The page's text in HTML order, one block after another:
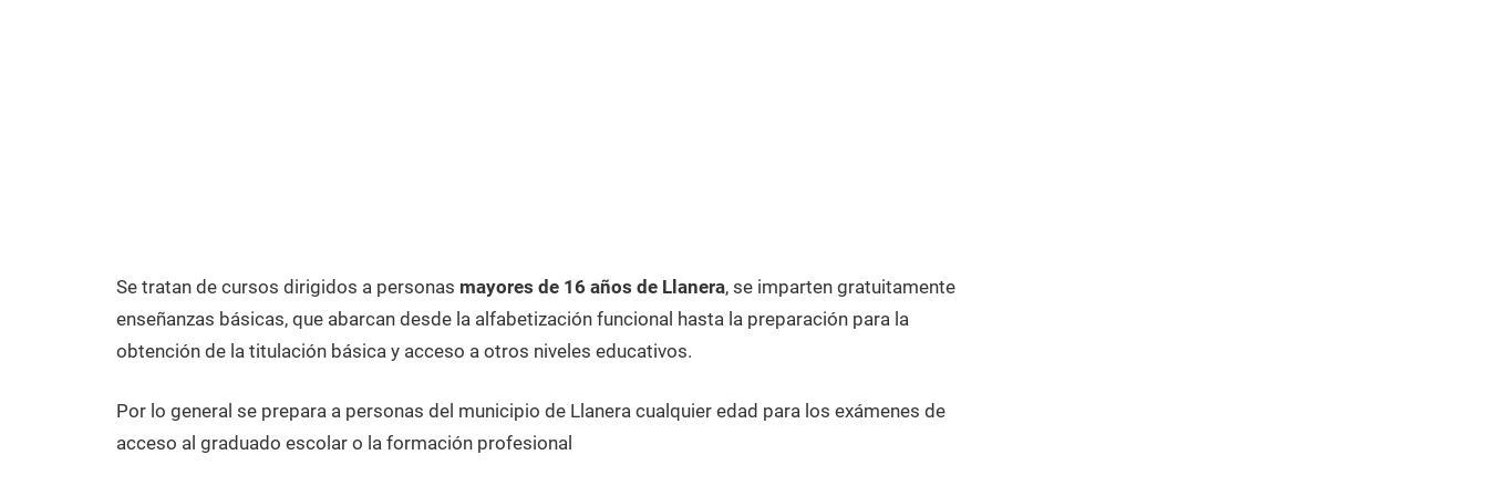
Se tratan de cursos dirigidos a personas mayores de 16 años de Llanera, se imparten gratuitamente
enseñanzas básicas, que abarcan desde la alfabetización funcional hasta la preparación para la
obtención de la titulación básica y acceso a otros niveles educativos.
Por lo general se prepara a personas del municipio de Llanera cualquier edad para los exámenes de
acceso al graduado escolar o la formación profesional